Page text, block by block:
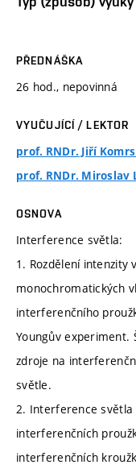
PŘEDNÁŠKA
26 hod., nepovinná
VYUČUJÍCÍ / LEKTOR
prof. RNDr. Jiří
prof. RNDr. Miroslav
OSNOVA
Interference světla:
1. Rozdělení intenzity
monochromatických
interferenčního
Youngův experiment.
zdroje na
světle.
2. Interference světla
interferenčních
interferenčních